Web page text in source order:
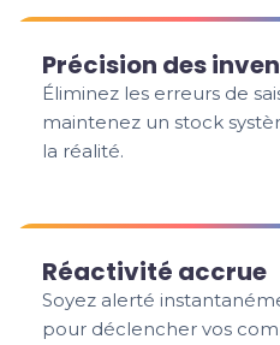
Précision des
Éliminez les erreurs de
maintenez un stock
la réalité.
Réactivité accrue
Soyez alerté
pour déclencher vos